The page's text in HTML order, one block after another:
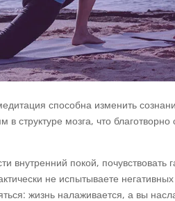
способна изменить
структуре мозга, что
внутренний покой,
не испытываете
жизнь налаживается, а вы